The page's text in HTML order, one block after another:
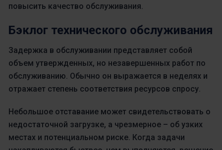
повысить качество обслуживания.
Бэклог технического обслуживания
Задержка в обслуживании представляет собой
объем утвержденных, но незавершенных работ по
обслуживанию. Обычно он выражается в неделях и
отражает степень соответствия ресурсов спросу.
Небольшое отставание может свидетельствовать о
недостаточной загрузке, а чрезмерное – об узких
местах и потенциальном риске. Когда задачи